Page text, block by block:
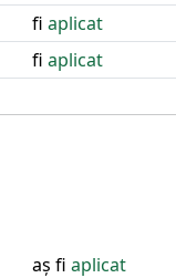
fi aplicat
fi aplicat
aș fi aplicat